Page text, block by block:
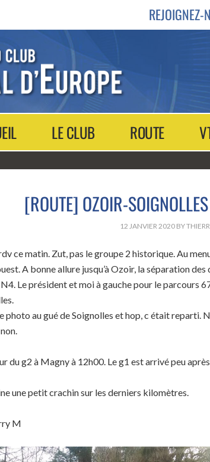
LE CLUB ROUTE
[ROUTE] OZOIR-
12 JANVIER 2020BY
ce matin. Zut, pas le groupe 2 historique. Au
A bonne allure jusqu’à Ozoir, la séparation
Le président et moi à gauche pour le parcours
photo au gué de Soignolles et hop, c était reparti.
du g2 à Magny à 12h00. Le g1 est arrivé peu
une petit crachin sur les derniers kilomètres.
M